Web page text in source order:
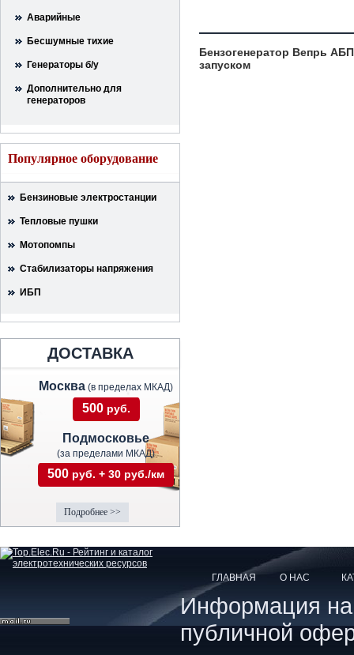
Аварийные
Бесшумные тихие
Генераторы б/у
Дополнительно для
генераторов
Популярное оборудование
Бензиновые электростанции
Тепловые пушки
Мотопомпы
Стабилизаторы напряжения
ИБП
ДОСТАВКА
Москва (в пределах МКАД)
500 руб.
Подмосковье
(за пределами МКАД)
500 руб. + 30 руб./км
Подробнее >>
Бензогенератор Вепрь
запуском
ГЛАВНАЯ О НАС
Информация на
публичной